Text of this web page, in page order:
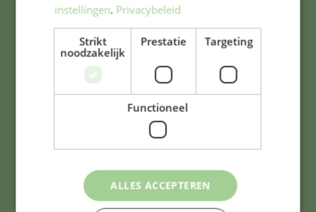
Adres & contact
Westergracht 3
2013 ZJ Haarlem
bavo@bavoschool.nl
instellingen. Privacybeleid
Strikt
noodzakelijk
Prestatie Targeting
Functioneel
ALLES ACCEPTEREN